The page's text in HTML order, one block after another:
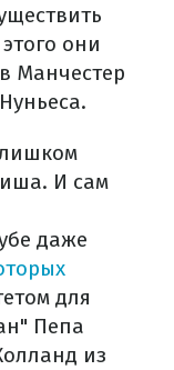
они
Манчестер
И сам
даже
для
Пепа
из